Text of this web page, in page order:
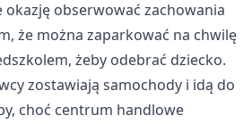
okazję obserwować zachowania
że można zaparkować na chwilę
żeby odebrać dziecko.
zostawiają samochody i idą do
choć centrum handlowe